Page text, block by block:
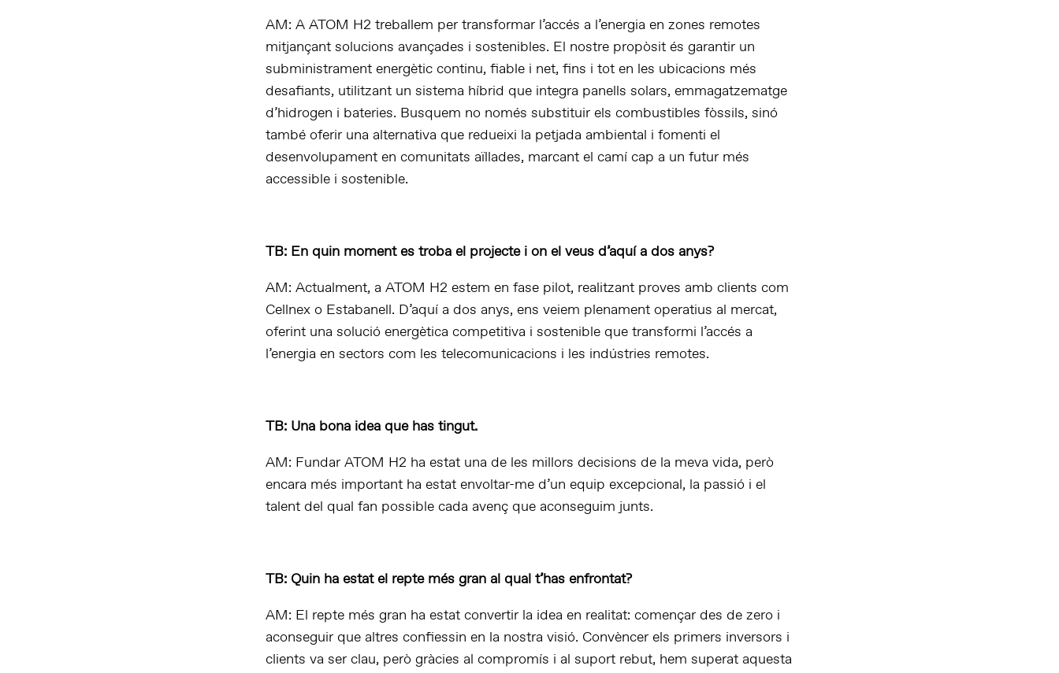
AM: A ATOM H2 treballem per transformar l’accés a l’energia en zones remotes
mitjançant solucions avançades i sostenibles. El nostre propòsit és garantir un
subministrament energètic continu, fiable i net, fins i tot en les ubicacions més
desafiants, utilitzant un sistema híbrid que integra panells solars, emmagatzematge
d’hidrogen i bateries. Busquem no només substituir els combustibles fòssils, sinó
també oferir una alternativa que redueixi la petjada ambiental i fomenti el
desenvolupament en comunitats aïllades, marcant el camí cap a un futur més
accessible i sostenible.
TB: En quin moment es troba el projecte i on el veus d’aquí a dos anys?
AM: Actualment, a ATOM H2 estem en fase pilot, realitzant proves amb clients com
Cellnex o Estabanell. D’aquí a dos anys, ens veiem plenament operatius al mercat,
oferint una solució energètica competitiva i sostenible que transformi l’accés a
l’energia en sectors com les telecomunicacions i les indústries remotes.
TB: Una bona idea que has tingut.
AM: Fundar ATOM H2 ha estat una de les millors decisions de la meva vida, però
encara més important ha estat envoltar-me d’un equip excepcional, la passió i el
talent del qual fan possible cada avenç que aconseguim junts.
TB: Quin ha estat el repte més gran al qual t’has enfrontat?
AM: El repte més gran ha estat convertir la idea en realitat: començar des de zero i
aconseguir que altres confiessin en la nostra visió. Convèncer els primers inversors i
clients va ser clau, però gràcies al compromís i al suport rebut, hem superat aquesta